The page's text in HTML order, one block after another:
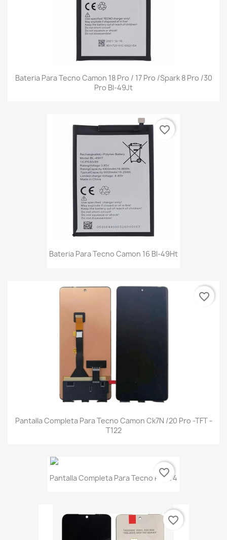
Bateria Para Tecno Camon 18 Pro / 17 Pro /Spark 8 Pro /30
Pro Bl-49Jt
Bateria Para Tecno Camon 16 Bl-49Ht
favorite_border
Pantalla Completa Para Tecno Camon Ck7N /20 Pro -TFT -
T122
favorite_border
Pantalla Completa Para Tecno Pova 4
favorite_border
favorite_border